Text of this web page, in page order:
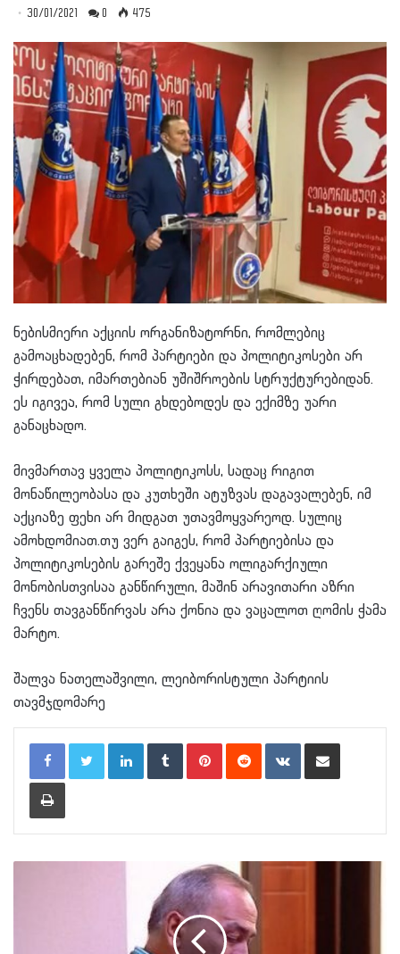
30/01/2021 0 475
ნებისმიერი აქციის ორგანიზატორნი, რომლებიც
გამოაცხადებენ, რომ პარტიები და პოლიტიკოსები არ
ჭირდებათ, იმართებიან უშიშროების სტრუქტურებიდან.
ეს იგივეა, რომ სული გხდებოდეს და ექიმზე უარი
განაცხადო.
მივმართავ ყველა პოლიტიკოსს, სადაც რიგით
მონაწილეობასა და კუთხეში ატუზვას დაგავალებენ, იმ
აქციაზე ფეხი არ მიდგათ უთავმოყვარეოდ. სულიც
ამოხდომიათ.თუ ვერ გაიგეს, რომ პარტიებისა და
პოლიტიკოსების გარეშე ქვეყანა ოლიგარქიული
მონობისთვისაა განწირული, მაშინ არავითარი აზრი
ჩვენს თავგანწირვას არა ქონია და ვაცალოთ ღომის ჭამა
მარტო.
შალვა ნათელაშვილი, ლეიბორისტული პარტიის
თავმჯდომარე
LinkedInTumblr PinterestReddit VKontakteShare via Email
Print